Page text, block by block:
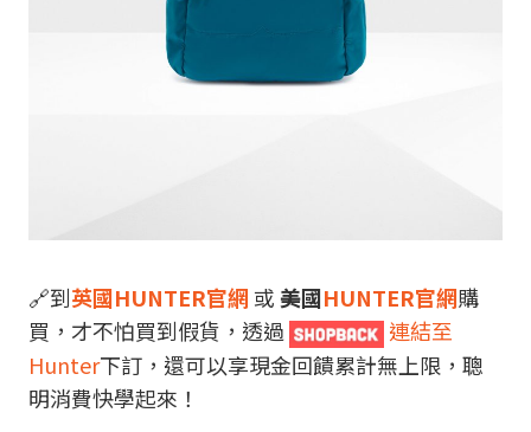
🔗到英國HUNTER官網 或 美國HUNTER官網購
買，才不怕買到假貨，透過
連結至
Hunter下訂，還可以享現金回饋累計無上限，聰
明消費快學起來！